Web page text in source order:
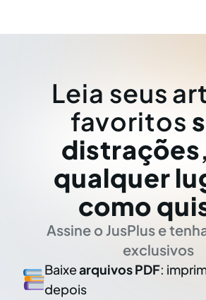
Leia seus
favoritos
distrações
qualquer
como
Assine o JusPlus e
exclusivos
Baixearquivos PDF:
depois